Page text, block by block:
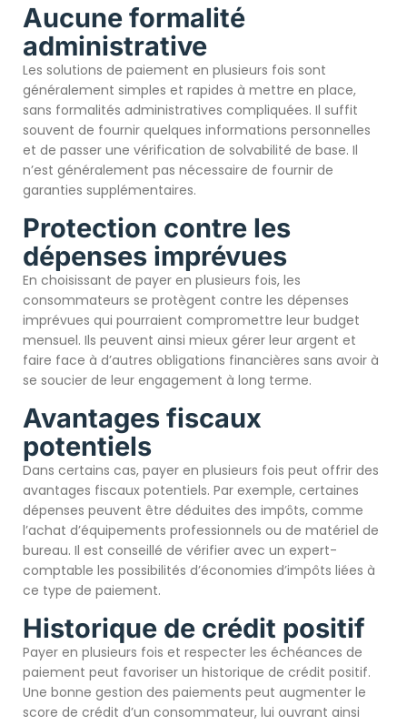
Aucune formalité
administrative
Les solutions de paiement en plusieurs fois sont
généralement simples et rapides à mettre en place,
sans formalités administratives compliquées. Il suffit
souvent de fournir quelques informations personnelles
et de passer une vérification de solvabilité de base. Il
n’est généralement pas nécessaire de fournir de
garanties supplémentaires.
Protection contre les
dépenses imprévues
En choisissant de payer en plusieurs fois, les
consommateurs se protègent contre les dépenses
imprévues qui pourraient compromettre leur budget
mensuel. Ils peuvent ainsi mieux gérer leur argent et
faire face à d’autres obligations financières sans avoir à
se soucier de leur engagement à long terme.
Avantages fiscaux
potentiels
Dans certains cas, payer en plusieurs fois peut offrir des
avantages fiscaux potentiels. Par exemple, certaines
dépenses peuvent être déduites des impôts, comme
l’achat d’équipements professionnels ou de matériel de
bureau. Il est conseillé de vérifier avec un expert-
comptable les possibilités d’économies d’impôts liées à
ce type de paiement.
Historique de crédit positif
Payer en plusieurs fois et respecter les échéances de
paiement peut favoriser un historique de crédit positif.
Une bonne gestion des paiements peut augmenter le
score de crédit d’un consommateur, lui ouvrant ainsi